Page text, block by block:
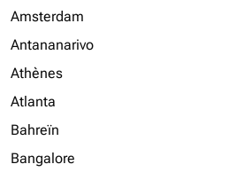
Amsterdam
Antananarivo
Athènes
Atlanta
Bahreïn
Bangalore